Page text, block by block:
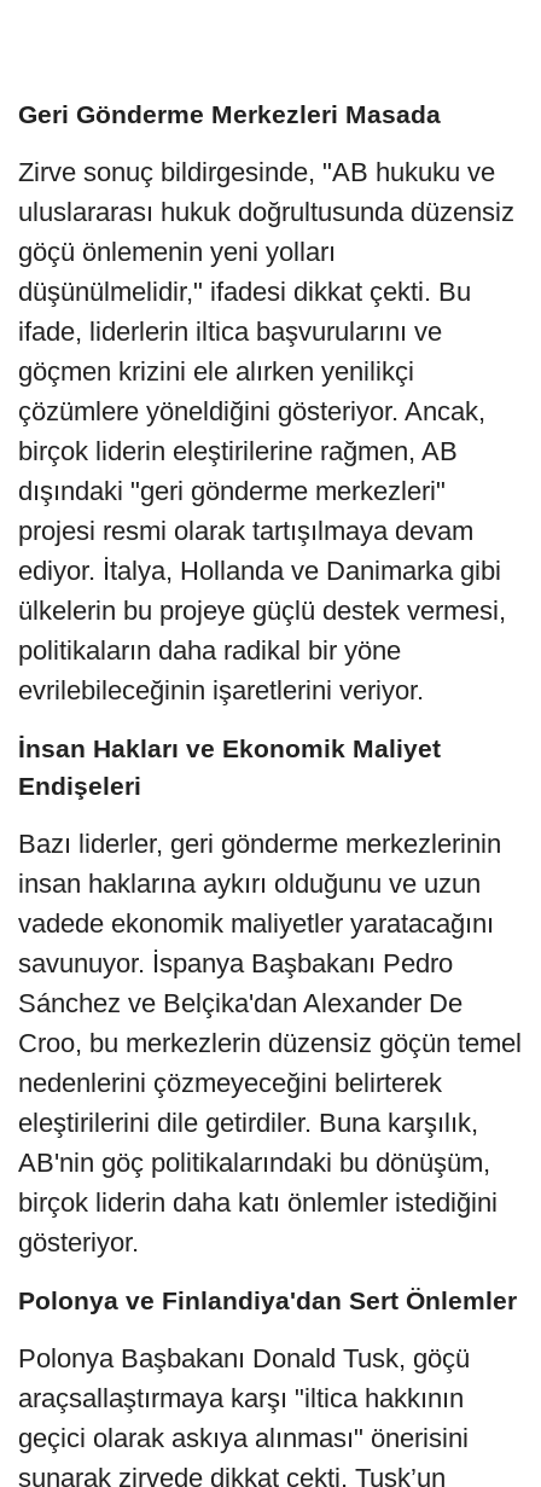
Geri Gönderme Merkezleri Masada
Zirve sonuç bildirgesinde, "AB hukuku ve
uluslararası hukuk doğrultusunda düzensiz
göçü önlemenin yeni yolları
düşünülmelidir," ifadesi dikkat çekti. Bu
ifade, liderlerin iltica başvurularını ve
göçmen krizini ele alırken yenilikçi
çözümlere yöneldiğini gösteriyor. Ancak,
birçok liderin eleştirilerine rağmen, AB
dışındaki "geri gönderme merkezleri"
projesi resmi olarak tartışılmaya devam
ediyor. İtalya, Hollanda ve Danimarka gibi
ülkelerin bu projeye güçlü destek vermesi,
politikaların daha radikal bir yöne
evrilebileceğinin işaretlerini veriyor.
İnsan Hakları ve Ekonomik Maliyet
Endişeleri
Bazı liderler, geri gönderme merkezlerinin
insan haklarına aykırı olduğunu ve uzun
vadede ekonomik maliyetler yaratacağını
savunuyor. İspanya Başbakanı Pedro
Sánchez ve Belçika'dan Alexander De
Croo, bu merkezlerin düzensiz göçün temel
nedenlerini çözmeyeceğini belirterek
eleştirilerini dile getirdiler. Buna karşılık,
AB'nin göç politikalarındaki bu dönüşüm,
birçok liderin daha katı önlemler istediğini
gösteriyor.
Polonya ve Finlandiya'dan Sert Önlemler
Polonya Başbakanı Donald Tusk, göçü
araçsallaştırmaya karşı "iltica hakkının
geçici olarak askıya alınması" önerisini
sunarak zirvede dikkat çekti. Tusk’un